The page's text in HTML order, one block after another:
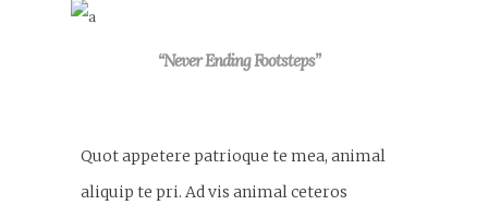
“Never Ending Footsteps”
Quot appetere patrioque te mea, animal
aliquip te pri. Ad vis animal ceteros